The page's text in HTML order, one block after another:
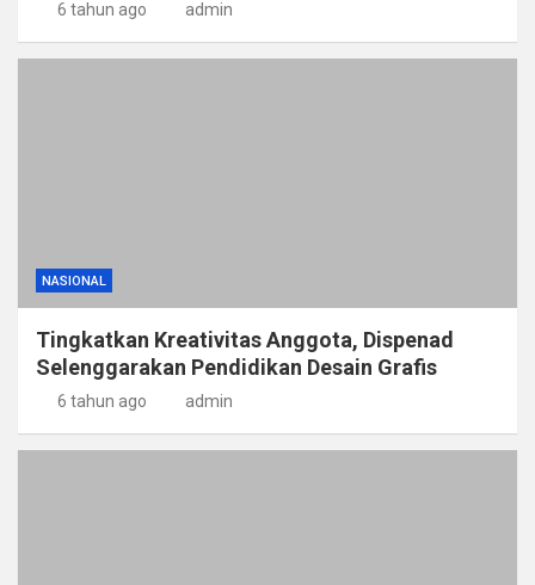
6 tahun ago admin
NASIONAL
Tingkatkan Kreativitas Anggota, Dispenad
Selenggarakan Pendidikan Desain Grafis
6 tahun ago admin